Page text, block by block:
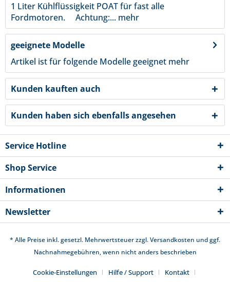
1 Liter Kühlflüssigkeit POAT für fast alle
Fordmotoren. Achtung:... mehr
geeignete Modelle
Artikel ist für folgende Modelle geeignet mehr
Kunden kauften auch
Kunden haben sich ebenfalls angesehen
Service Hotline
Shop Service
Informationen
Newsletter
* Alle Preise inkl. gesetzl. Mehrwertsteuer zzgl.Versandkosten und ggf.
Nachnahmegebühren, wenn nicht anders beschrieben
Cookie-Einstellungen Hilfe / Support Kontakt